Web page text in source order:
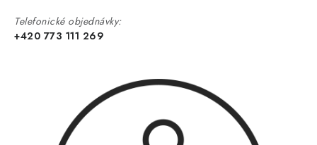
Telefonické objednávky:
+420 773 111 269